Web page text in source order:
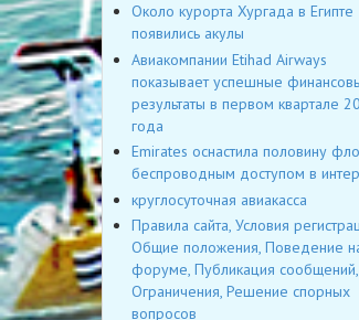
Около курорта Хургада в Египте
появились акулы
Авиакомпании Etihad Airways
показывает успешные
результаты в первом квартале
года
Emirates оснастила половину
беспроводным доступом в
круглосуточная авиакасса
Правила сайта, Условия
Общие положения, Поведение
форуме, Публикация сообщений,
Ограничения, Решение спорных
вопросов